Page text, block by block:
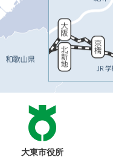
大東市役所